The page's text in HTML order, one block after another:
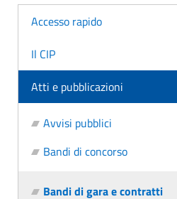
Accesso rapido
Il CIP
Atti e pubblicazioni
Avvisi pubblici
Bandi di concorso
Bandi di gara e contratti